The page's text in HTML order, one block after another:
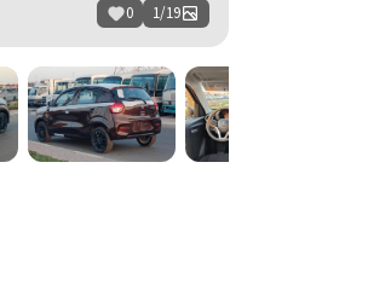
0 1/19